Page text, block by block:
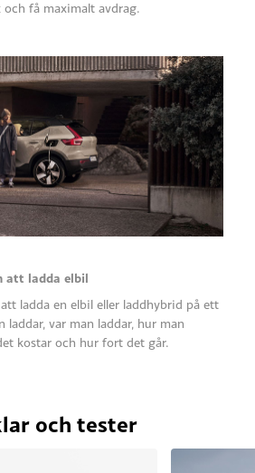
få maximalt avdrag.
att ladda elbil
ladda en elbil eller laddhybrid på ett
laddar, var man laddar, hur man
kostar och hur fort det går.
och tester